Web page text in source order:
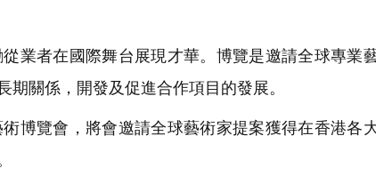
業者在國際舞台展現才華。博覽是邀請全球專業
關係，開發及促進合作項目的發展。
博覽會，將會邀請全球藝術家提案獲得在香港各